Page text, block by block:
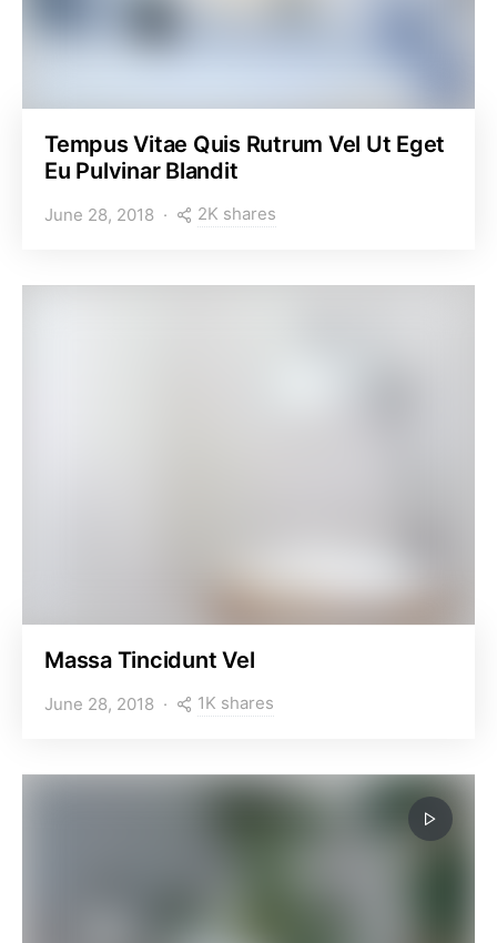
Tempus Vitae Quis Rutrum Vel Ut Eget
Eu Pulvinar Blandit
June 28, 2018 2K shares
Massa Tincidunt Vel
June 28, 2018 1K shares